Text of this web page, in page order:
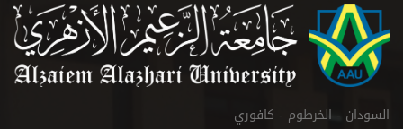
السودان - الخرطوم - كافوري